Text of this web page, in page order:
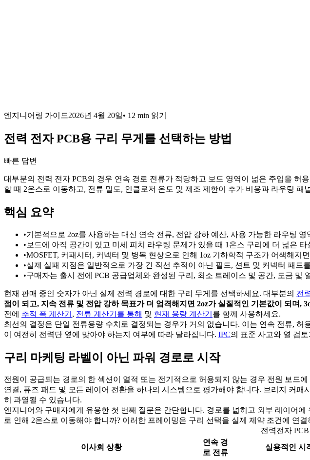
엔지니어링 가이드2026년 4월 20일• 12 min 읽기
전력 전자 PCB용 구리 무게를 선택하는 방법
빠른 답변
대부분의 전력 전자 PCB의 경우 연속 경로 전류가 적당하고 보드 영역이 넓은 주입을
할 때 2온스로 이동하고, 전류 밀도, 인클로저 온도 및 제조 제한이 추가 비용과 라우팅
핵심 요약
•기본적으로 2oz를 사용하는 대신 연속 전류, 전압 강하 예산, 사용 가능한 라우팅
• 보드에 아직 공간이 있고 미세 피치 라우팅 문제가 있을 때 1온스 구리에 더 넓은
•MOSFET, 커패시터, 커넥터 및 병목 현상으로 인해 1oz 기하학적 구조가 어색해지
•실제 실패 지점은 일반적으로 가장 긴 직선 추적이 아닌 필드, 션트 및 커넥터 패드
•구매자는 출시 전에 PCB 공급업체와 완성된 구리, 최소 트레이스 및 공간, 도금 및
현재 판매 중인 숫자가 아닌 실제 전력 경로에 대한 구리 무게를 선택하세요. 대부분의 전
점이 되고, 지속 전류 및 전압 강하 목표가 더 엄격해지면 2oz가 실질적인 기본값이 되며
전에 추적 폭 계산기 , 전류 계산기를 통해 및 현재 용량 계산기 를 함께 사용하세요.
최선의 결정은 단일 전류용량 수치로 결정되는 경우가 거의 없습니다. 이는 연속 전류,
이 여전히 전력단 옆에 맞아야 하는지 여부에 따라 달라집니다. IPC의 표준 사고와 열 검
구리 마케팅 라벨이 아닌 파워 경로로 시작
전원이 공급되는 경로의 한 섹션이 열적 또는 전기적으로 허용되지 않는 경우 전원 보드
연결, 퓨즈 패드 및 모든 레이어 전환을 하나의 시스템으로 평가해야 합니다. 브리지 커
히 과열될 수 있습니다.
엔지니어와 구매자에게 유용한 첫 번째 질문은 간단합니다. 경로를 넓히고 외부 레이어
로 인해 2온스로 이동해야 합니까? 이러한 프레이밍은 구리 선택을 실제 제약 조건에 연
전력전자
이사회 상황
연속 경
로 전류
실용적인 시